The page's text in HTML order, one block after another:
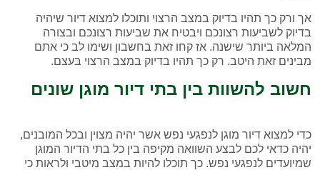
אך ורק כך תהיו בדיוק במצב הרצוי ותוכלו למצוא דיור שיהיה
בדיוק לשביעות רצונכם ויבטיח את שביעות רצונכם ובצורה
המלאה ביותר שישנה. אז קחו זאת בחשבון ושימו לב כי אתם
מבינים זאת היטב. רק כך תהיו בדיוק במצב הרצוי בעצם.
חשוב להשוות בין בתי דיור מוגן שונים
כדי למצוא דיור מוגן לנפגעי נפש אשר יהיה מצוין ובכל המובנים,
יהיה כדאי לכם לבצע השוואה מקיפה בין כל בתי הדיור המוגן
שמיועדים לנפגעי נפש. כך תוכלו להיות במצב מיטבי ולראות כי